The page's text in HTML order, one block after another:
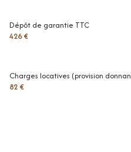
Dépôt de garantie TTC
426 €
Charges locatives (provision
82 €